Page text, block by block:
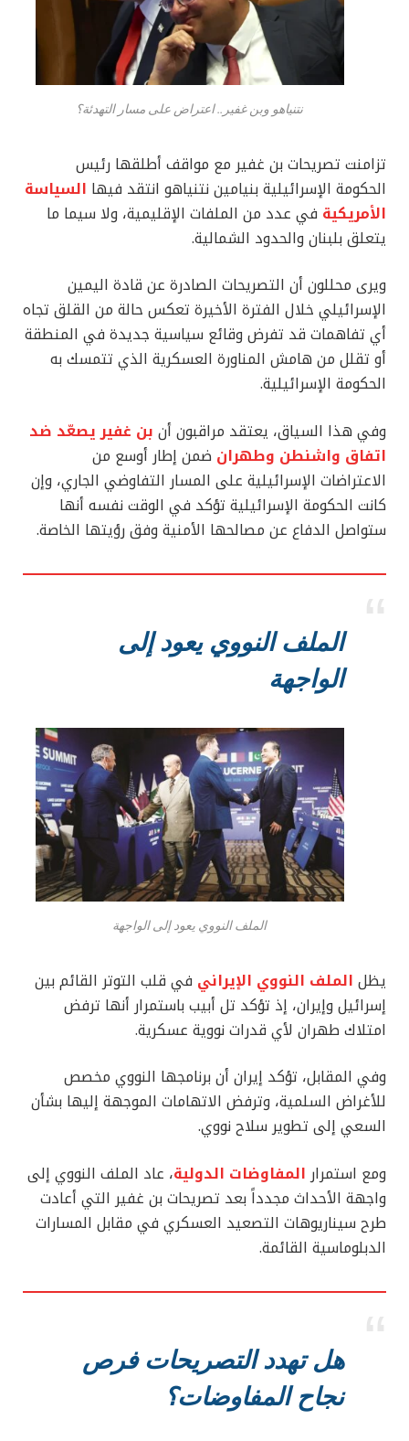
نتنياهو وبن غفير.. اعتراض على مسار التهدئة؟
تزامنت تصريحات بن غفير مع مواقف أطلقها رئيس
الحكومة الإسرائيلية بنيامين نتنياهو انتقد فيها السياسة
الأمريكية في عدد من الملفات الإقليمية، ولا سيما ما
يتعلق بلبنان والحدود الشمالية.
ويرى محللون أن التصريحات الصادرة عن قادة اليمين
الإسرائيلي خلال الفترة الأخيرة تعكس حالة من القلق تجاه
أي تفاهمات قد تفرض وقائع سياسية جديدة في المنطقة
أو تقلل من هامش المناورة العسكرية الذي تتمسك به
الحكومة الإسرائيلية.
وفي هذا السياق، يعتقد مراقبون أن بن غفير يصعّد ضد
اتفاق واشنطن وطهران ضمن إطار أوسع من
الاعتراضات الإسرائيلية على المسار التفاوضي الجاري، وإن
كانت الحكومة الإسرائيلية تؤكد في الوقت نفسه أنها
ستواصل الدفاع عن مصالحها الأمنية وفق رؤيتها الخاصة.
الملف النووي يعود إلى
الواجهة
الملف النووي يعود إلى الواجهة
يظل الملف النووي الإيراني في قلب التوتر القائم بين
إسرائيل وإيران، إذ تؤكد تل أبيب باستمرار أنها ترفض
امتلاك طهران لأي قدرات نووية عسكرية.
وفي المقابل، تؤكد إيران أن برنامجها النووي مخصص
للأغراض السلمية، وترفض الاتهامات الموجهة إليها بشأن
السعي إلى تطوير سلاح نووي.
ومع استمرار المفاوضات الدولية، عاد الملف النووي إلى
واجهة الأحداث مجدداً بعد تصريحات بن غفير التي أعادت
طرح سيناريوهات التصعيد العسكري في مقابل المسارات
الدبلوماسية القائمة.
هل تهدد التصريحات فرص
نجاح المفاوضات؟